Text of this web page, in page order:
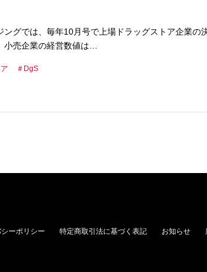
ングでは、毎年10月号で上場ドラッグストア企業の
小売企業の経営数値は…
DgS
ーポリシー 特定商取引法に基づく表記 お知らせ